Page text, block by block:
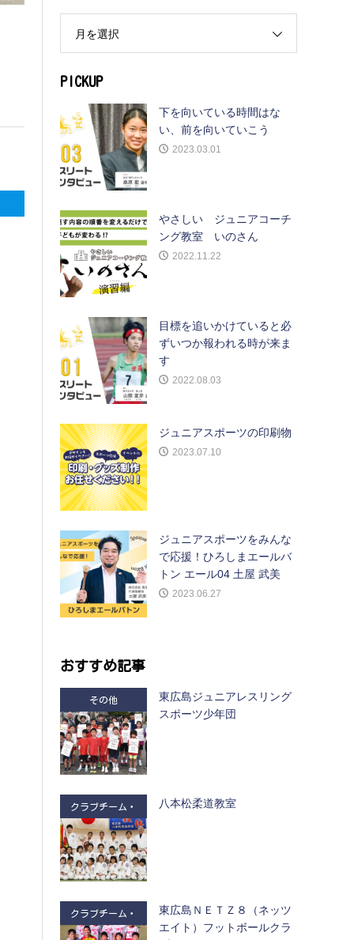
月を選択
PICKUP
下を向いている時間はな
い、前を向いていこう
2023.03.01
やさしい ジュニアコーチ
ング教室 いのさん
2022.11.22
目標を追いかけていると必
ずいつか報われる時が来ま
す
2022.08.03
ジュニアスポーツの印刷物
2023.07.10
ジュニアスポーツをみんな
で応援！ひろしまエールバ
トン エール04 土屋 武美
2023.06.27
おすすめ記事
その他
東広島ジュニアレスリング
スポーツ少年団
クラブチーム・
部活
八本松柔道教室
クラブチーム・
部活
東広島ＮＥＴＺ８（ネッツ
エイト）フットボールクラ